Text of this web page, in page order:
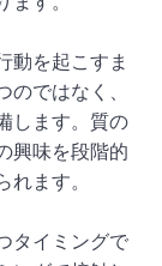
動を起こすま
のではなく、
します。質の
興味を段階的
れます。
タイミングで